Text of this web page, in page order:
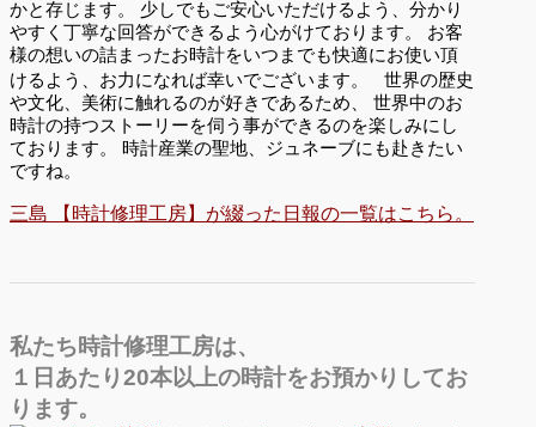
かと存じます。 少しでもご安心いただけるよう、分かり
やすく丁寧な回答ができるよう心がけております。 お客
様の想いの詰まったお時計をいつまでも快適にお使い頂
けるよう、お力になれば幸いでございます。 世界の歴史
や文化、美術に触れるのが好きであるため、 世界中のお
時計の持つストーリーを伺う事ができるのを楽しみにし
ております。 時計産業の聖地、ジュネーブにも赴きたい
ですね。
三島 【時計修理工房】が綴った日報の一覧はこちら。
私たち時計修理工房は、
１日あたり20本以上の時計をお預かりしてお
ります。